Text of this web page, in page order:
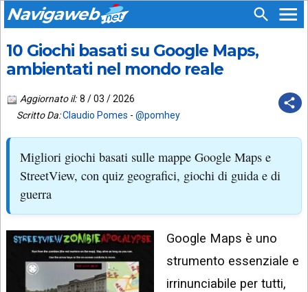
Navigaweb
HOME
SIAMO
SUPPORTO
CONTATTA
PIÙ
LETTI
ULTIMI
POST
SEGUICI
SU:
APP
ANDROID
EMAIL
TELEGRAM
TIKTOK
YOUTUBE
10 Giochi basati su Google Maps,
ambientati nel mondo reale
Aggiornato il: 8 / 03 / 2026
Scritto Da:Claudio Pomes - @pomhey
Migliori giochi basati sulle mappe Google Maps e
StreetView, con quiz geografici, giochi di guida e di
guerra
Google Maps è uno
strumento essenziale e
irrinunciabile per tutti,